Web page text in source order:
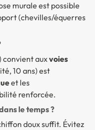
murale est possible
(chevilles/équerres
convient auxvoies
10 ans) est
et les
renforcée.
le temps ?
doux suffit. Évitez